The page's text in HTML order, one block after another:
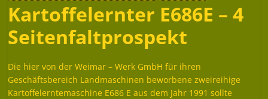
Kartoffelernter E686E – 4
Seitenfaltprospekt
Die hier von der Weimar – Werk GmbH für ihren
Geschäftsbereich Landmaschinen beworbene zweireihige
Kartoffelerntemaschine E686 E aus dem Jahr 1991 sollte